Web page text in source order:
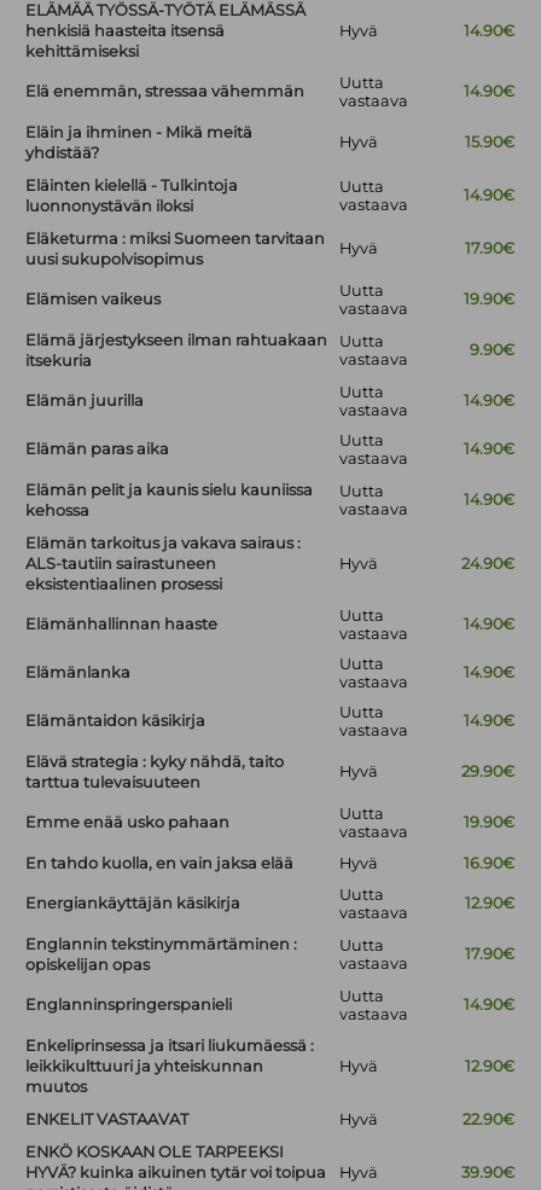
ELÄMÄÄ TYÖSSÄ-TYÖTÄ ELÄMÄSSÄ
henkisiä haasteita itsensä
kehittämiseksi
Hyvä 14.90€
Elä enemmän, stressaa vähemmän
Uutta
vastaava
14.90€
Eläin ja ihminen - Mikä meitä
yhdistää?
Hyvä 15.90€
Eläinten kielellä - Tulkintoja
luonnonystävän iloksi
Uutta
vastaava
14.90€
Eläketurma : miksi Suomeen tarvitaan
uusi sukupolvisopimus
Hyvä 17.90€
Elämisen vaikeus
Uutta
vastaava
19.90€
Elämä järjestykseen ilman rahtuakaan
itsekuria
Uutta
vastaava
9.90€
Elämän juurilla
Uutta
vastaava
14.90€
Elämän paras aika
Uutta
vastaava
14.90€
Elämän pelit ja kaunis sielu kauniissa
kehossa
Uutta
vastaava
14.90€
Elämän tarkoitus ja vakava sairaus :
ALS-tautiin sairastuneen
eksistentiaalinen prosessi
Hyvä 24.90€
Elämänhallinnan haaste
Uutta
vastaava
14.90€
Elämänlanka
Uutta
vastaava
14.90€
Elämäntaidon käsikirja
Uutta
vastaava
14.90€
Elävä strategia : kyky nähdä, taito
tarttua tulevaisuuteen
Hyvä 29.90€
Emme enää usko pahaan
Uutta
vastaava
19.90€
En tahdo kuolla, en vain jaksa elää Hyvä 16.90€
Energiankäyttäjän käsikirja
Uutta
vastaava
12.90€
Englannin tekstinymmärtäminen :
opiskelijan opas
Uutta
vastaava
17.90€
Englanninspringerspanieli
Uutta
vastaava
14.90€
Enkeliprinsessa ja itsari liukumäessä :
leikkikulttuuri ja yhteiskunnan
muutos
Hyvä 12.90€
ENKELIT VASTAAVAT Hyvä
22.90€
ENKÖ KOSKAAN OLE TARPEEKSI
HYVÄ? kuinka aikuinen tytär voi toipua
Hyvä 39.90€